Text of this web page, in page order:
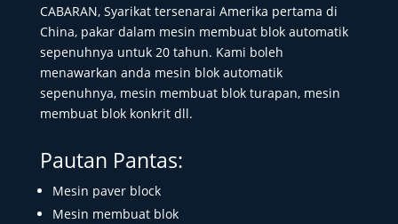
CABARAN, Syarikat tersenarai Amerika pertama di
China, pakar dalam mesin membuat blok automatik
sepenuhnya untuk 20 tahun. Kami boleh
menawarkan anda mesin blok automatik
sepenuhnya, mesin membuat blok turapan, mesin
membuat blok konkrit dll.
Pautan Pantas:
Mesin paver block
Mesin membuat blok